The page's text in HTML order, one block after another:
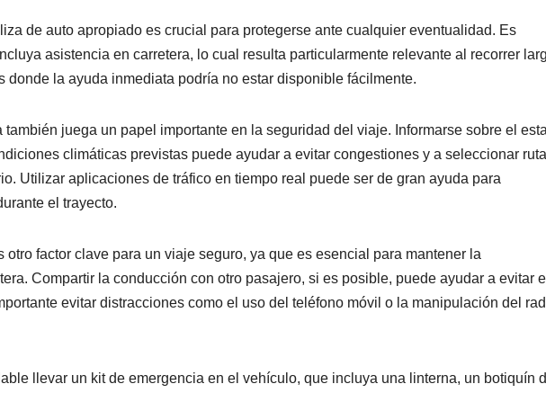
de auto apropiado es crucial para protegerse ante cualquier eventualidad. Es
asistencia en carretera, lo cual resulta particularmente relevante al recorrer
donde la ayuda inmediata podría no estar disponible fácilmente.
también juega un papel importante en la seguridad del viaje. Informarse sobre el
climáticas previstas puede ayudar a evitar congestiones y a seleccionar
Utilizar aplicaciones de tráfico en tiempo real puede ser de gran ayuda para
el trayecto.
otro factor clave para un viaje seguro, ya que es esencial para mantener la
Compartir la conducción con otro pasajero, si es posible, puede ayudar a evitar el
evitar distracciones como el uso del teléfono móvil o la manipulación del
llevar un kit de emergencia en el vehículo, que incluya una linterna, un botiquín